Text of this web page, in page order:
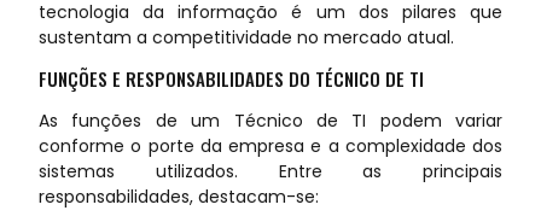
tecnologia da informação é um dos pilares que
sustentam a competitividade no mercado atual.
FUNÇÕES E RESPONSABILIDADES DO TÉCNICO DE TI
As funções de um Técnico de TI podem variar
conforme o porte da empresa e a complexidade dos
sistemas utilizados. Entre as principais
responsabilidades, destacam-se: